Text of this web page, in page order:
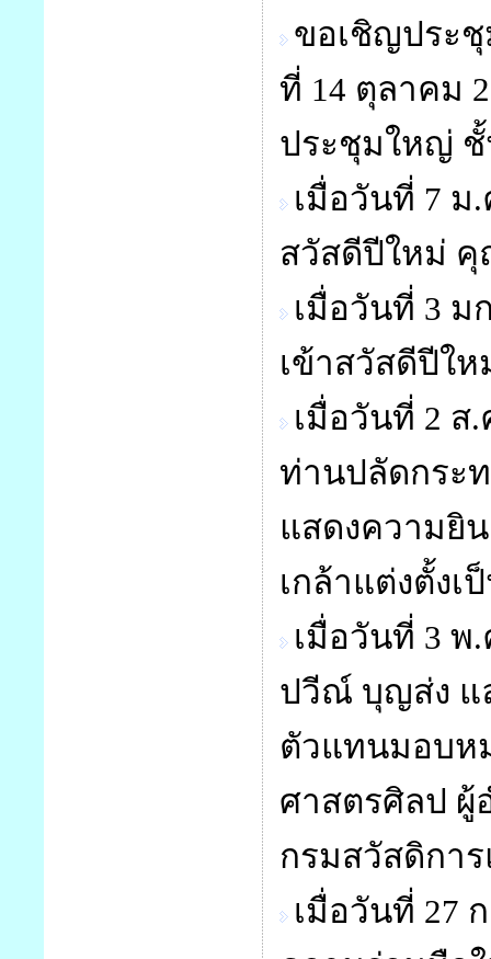
ขอเชิญประ
ที่ 14 ตุลาคม
ประชุมใหญ่
เมื่อวันที่ 7 ม
สวัสดีปีใหม่
เมื่อวันที่ 3 ม
เข้าสวัสดีปีใ
เมื่อวันที่ 2 ส
ท่านปลัดกระ
แสดงความยิ
เกล้าแต่งตั้งเ
เมื่อวันที่ 3
ปวีณ์ บุญส่ง แ
ตัวแทนมอบห
ศาสตรศิลป ผู้
กรมสวัสดิกา
เมื่อวันที่ 27